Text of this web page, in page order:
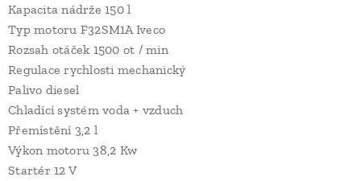
Kapacita nádrže 150 l
Typ motoru F32SM1A Iveco
Rozsah otáček 1500 ot / min
Regulace rychlosti mechanický
Palivo diesel
Chladící systém voda + vzduch
Přemístění 3,2 l
Výkon motoru 38,2 Kw
Startér 12 V